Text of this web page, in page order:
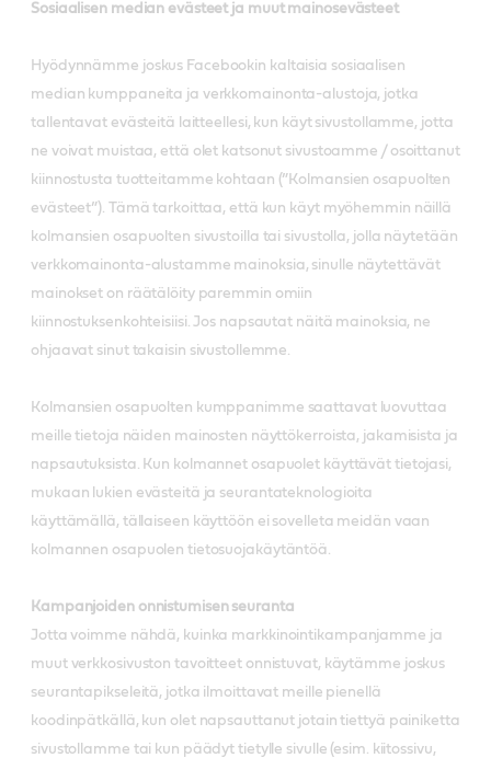
Sosiaalisen median evästeet ja muut mainosevästeet
Hyödynnämme joskus Facebookin kaltaisia sosiaalisen
median kumppaneita ja verkkomainonta-alustoja, jotka
tallentavat evästeitä laitteellesi, kun käyt sivustollamme, jotta
ne voivat muistaa, että olet katsonut sivustoamme / osoittanut
kiinnostusta tuotteitamme kohtaan (”Kolmansien osapuolten
evästeet”). Tämä tarkoittaa, että kun käyt myöhemmin näillä
kolmansien osapuolten sivustoilla tai sivustolla, jolla näytetään
verkkomainonta-alustamme mainoksia, sinulle näytettävät
mainokset on räätälöity paremmin omiin
kiinnostuksenkohteisiisi. Jos napsautat näitä mainoksia, ne
ohjaavat sinut takaisin sivustollemme.
Kolmansien osapuolten kumppanimme saattavat luovuttaa
meille tietoja näiden mainosten näyttökerroista, jakamisista ja
napsautuksista. Kun kolmannet osapuolet käyttävät tietojasi,
mukaan lukien evästeitä ja seurantateknologioita
käyttämällä, tällaiseen käyttöön ei sovelleta meidän vaan
kolmannen osapuolen tietosuojakäytäntöä.
Kampanjoiden onnistumisen seuranta
Jotta voimme nähdä, kuinka markkinointikampanjamme ja
muut verkkosivuston tavoitteet onnistuvat, käytämme joskus
seurantapikseleitä, jotka ilmoittavat meille pienellä
koodinpätkällä, kun olet napsauttanut jotain tiettyä painiketta
sivustollamme tai kun päädyt tietylle sivulle (esim. kiitossivu,